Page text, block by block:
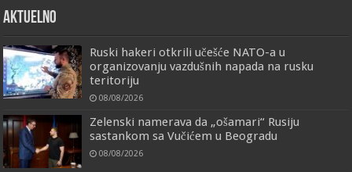
AKTUELNO
Ruski hakeri otkrili učešće NATO-a u
organizovanju vazdušnih napada na rusku
teritoriju
08/08/2026
Zelenski namerava da „ošamari“ Rusiju
sastankom sa Vučićem u Beogradu
08/08/2026